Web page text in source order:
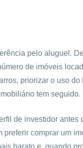
pelo aluguel.
de imóveis
priorizar o uso
tem seguido.
de investidor antes
comprar um
barato e, quando